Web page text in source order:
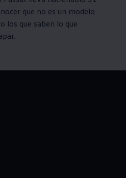
que no es un modelo
los que saben lo que